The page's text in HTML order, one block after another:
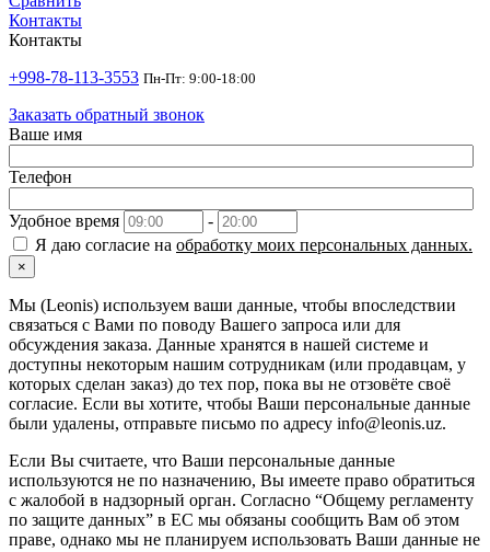
Контакты
Контакты
+998-78-113-3553 Пн-Пт: 9:00-18:00
Заказать обратный звонок
Ваше имя
Телефон
Удобное время
-
Я даю согласие на обработку моих персональных данных.
×
Мы (Leonis) используем ваши данные, чтобы впоследствии
связаться с Вами по поводу Вашего запроса или для
обсуждения заказа. Данные хранятся в нашей системе и
доступны некоторым нашим сотрудникам (или продавцам, у
которых сделан заказ) до тех пор, пока вы не отзовёте своё
согласие. Если вы хотите, чтобы Ваши персональные данные
были удалены, отправьте письмо по адресу info@leonis.uz.
Если Вы считаете, что Ваши персональные данные
используются не по назначению, Вы имеете право обратиться
с жалобой в надзорный орган. Согласно “Общему регламенту
по защите данных” в ЕС мы обязаны сообщить Вам об этом
праве, однако мы не планируем использовать Ваши данные не